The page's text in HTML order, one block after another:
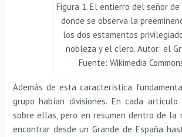
Figura 1. El entierro del señor de
donde se observa la
los dos estamentos
nobleza y el clero. Autor: el
Fuente: Wikimedia
Además de esta característica
grupo habían divisiones. En cada artículo
sobre ellas, pero en resumen dentro de la
encontrar desde un Grande de España